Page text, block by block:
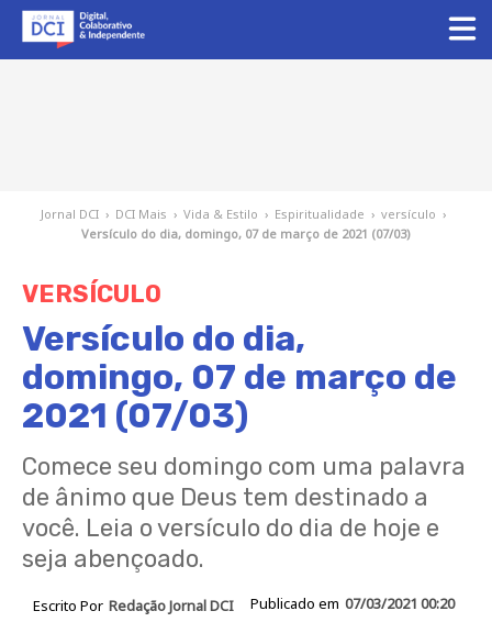
Jornal DCI › DCI Mais › Vida & Estilo › Espiritualidade › versículo ›
Versículo do dia, domingo, 07 de março de 2021 (07/03)
VERSÍCULO
Versículo do dia,
domingo, 07 de março de
2021 (07/03)
Comece seu domingo com uma palavra
de ânimo que Deus tem destinado a
você. Leia o versículo do dia de hoje e
seja abençoado.
Escrito Por Redação Jornal DCI Publicado em 07/03/2021 00:20